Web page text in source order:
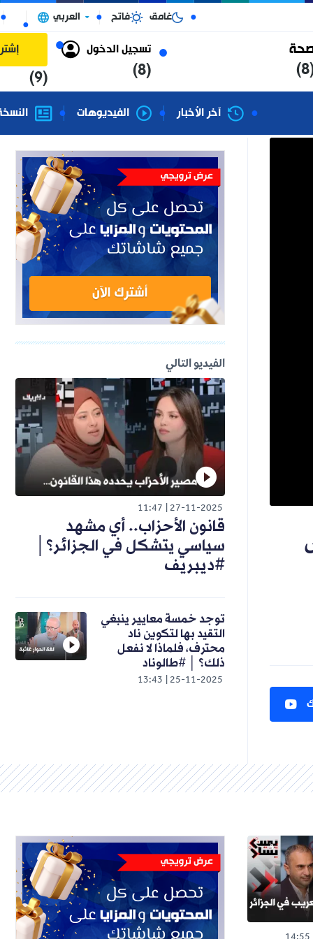
تسجيل الدخول إشتراك
فاتح العربي الجزائر
آخر الأخبار الفيديوهات النسخة الورقية
الفيديو التالي
11:47
قانون الأحزاب.. أي مشهد
سياسي يتشكل في الجزائر؟│
#ديبريف
13:43
توجد خمسة معايير ينبغي
التقيد بها لتكوين ناد
محترف، فلماذا لا نفعل
ذلك؟ │ #طالوناد